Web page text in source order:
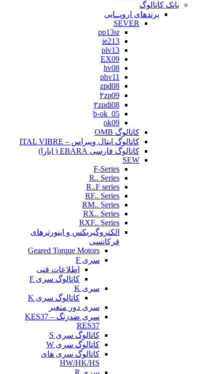
بانک کاتالوگ
برندهای اروپــایی
SEVER
pp13sr
ie213
plv13
EX09
hv08
phv11
zpd08
۲zp09
۲zpdi08
b-ok_05
ok09
کاتالوگ OMB
کاتالوگ ایتال ویبراس – ITAL VIBRE
کاتالوگ فارسی EBARA ( ابارا)
SEW
F-Series
R.. Series
R..F series
RF.. Series
RM.. Series
RX.. Series
RXF.. Series
الکتروگیربکس و اینورترهای
فرکانسی
Geared Torque Motors
سری F
اطلاعات فنی
کاتالوگ سری F
سری K
کاتالوگ سری K
سری دور متغیر
سری ضدزنگ KES37 –
RES37
کاتالوگ سری S
کاتالوگ سری W
کاتالوگ سری های
HW/HK/HS
سری R